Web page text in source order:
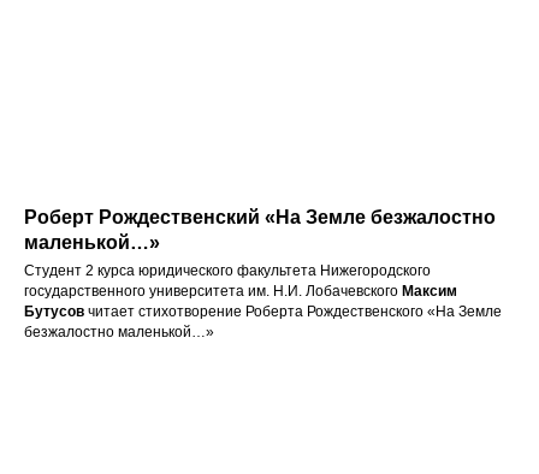
Роберт Рождественский «На Земле безжалостно
маленькой…»
Студент 2 курса юридического факультета Нижегородского
государственного университета им. Н.И. Лобачевского Максим
Бутусов читает стихотворение Роберта Рождественского «На Земле
безжалостно маленькой…»